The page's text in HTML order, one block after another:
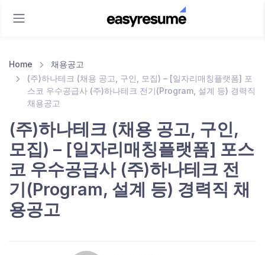
Home
채용공고
(주)하나테크 (채용 공고, 구인, 모집) – [일자리매칭플랫폼] 포
스코 우수공급사 (주)하나테크 전기(Program, 설계 등) 경력직
채용공고
(주)하나테크 (채용 공고, 구인,
모집) – [일자리매칭플랫폼] 포스
코 우수공급사 (주)하나테크 전
기(Program, 설계 등) 경력직 채
용공고